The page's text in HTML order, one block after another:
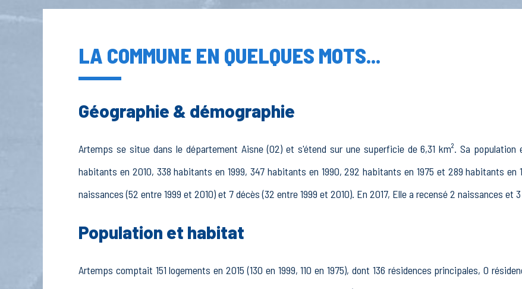
LA COMMUNE EN QUELQUES MOTS...
Géographie & démographie
Artemps se situe dans le département Aisne (02) et s'étend sur une superficie de 6,31 km². Sa
habitants en 2010, 338 habitants en 1999, 347 habitants en 1990, 292 habitants en 1975 et 289 habitants en
naissances (52 entre 1999 et 2010) et 7 décès (32 entre 1999 et 2010). En 2017, Elle a recensé 2 naissances et
Population et habitat
Artemps comptait 151 logements en 2015 (130 en 1999, 110 en 1975), dont 136 résidences principales, 0